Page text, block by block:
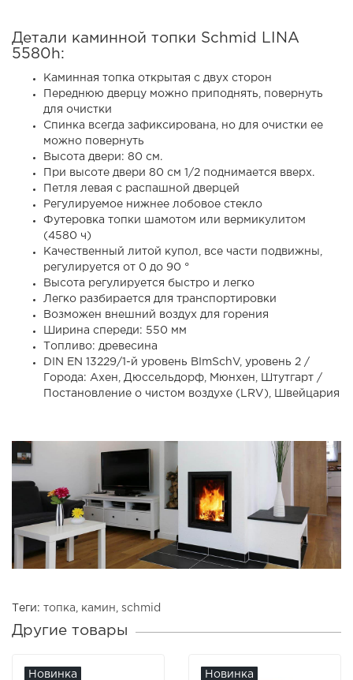
Детали каминной топки Schmid LINA
5580h:
Каминная топка открытая с двух сторон
Переднюю дверцу можно приподнять, повернуть
для очистки
Спинка всегда зафиксирована, но для очистки ее
можно повернуть
Высота двери: 80 см.
При высоте двери 80 см 1/2 поднимается вверх.
Петля левая с распашной дверцей
Регулируемое нижнее лобовое стекло
Футеровка топки шамотом или вермикулитом
(4580 ч)
Качественный литой купол, все части подвижны,
регулируется от 0 до 90 °
Высота регулируется быстро и легко
Легко разбирается для транспортировки
Возможен внешний воздух для горения
Ширина спереди: 550 мм
Топливо: древесина
DIN EN 13229/1-й уровень BImSchV, уровень 2 /
Города: Ахен, Дюссельдорф, Мюнхен, Штутгарт /
Постановление о чистом воздухе (LRV), Швейцария
Теги: топка камин schmid
Другие товары
Новинка Новинка